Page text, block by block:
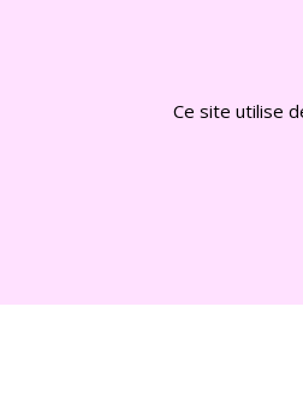
Ce site utilise